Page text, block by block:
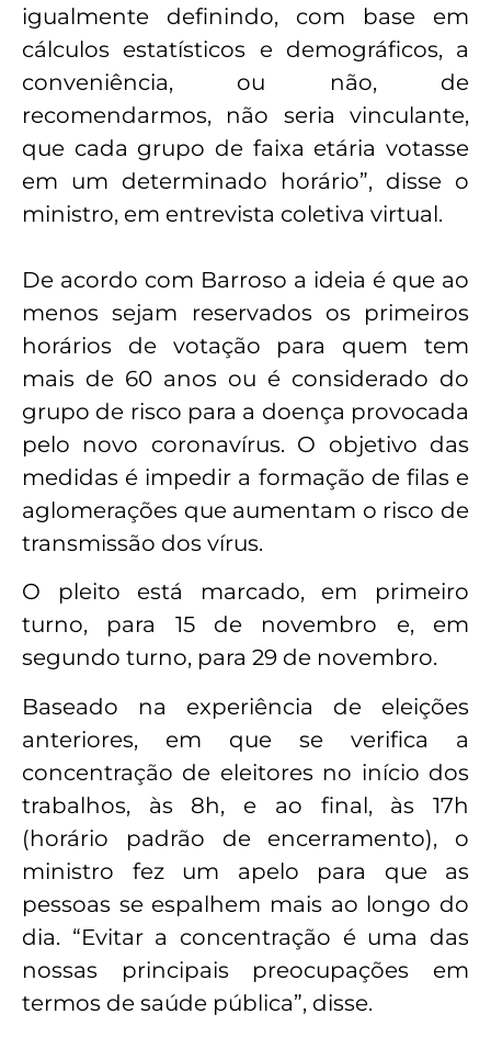
igualmente definindo, com base em
cálculos estatísticos e demográficos, a
conveniência, ou não, de
recomendarmos, não seria vinculante,
que cada grupo de faixa etária votasse
em um determinado horário”, disse o
ministro, em entrevista coletiva virtual.
De acordo com Barroso a ideia é que ao
menos sejam reservados os primeiros
horários de votação para quem tem
mais de 60 anos ou é considerado do
grupo de risco para a doença provocada
pelo novo coronavírus. O objetivo das
medidas é impedir a formação de filas e
aglomerações que aumentam o risco de
transmissão dos vírus.
O pleito está marcado, em primeiro
turno, para 15 de novembro e, em
segundo turno, para 29 de novembro.
Baseado na experiência de eleições
anteriores, em que se verifica a
concentração de eleitores no início dos
trabalhos, às 8h, e ao final, às 17h
(horário padrão de encerramento), o
ministro fez um apelo para que as
pessoas se espalhem mais ao longo do
dia. “Evitar a concentração é uma das
nossas principais preocupações em
termos de saúde pública”, disse.